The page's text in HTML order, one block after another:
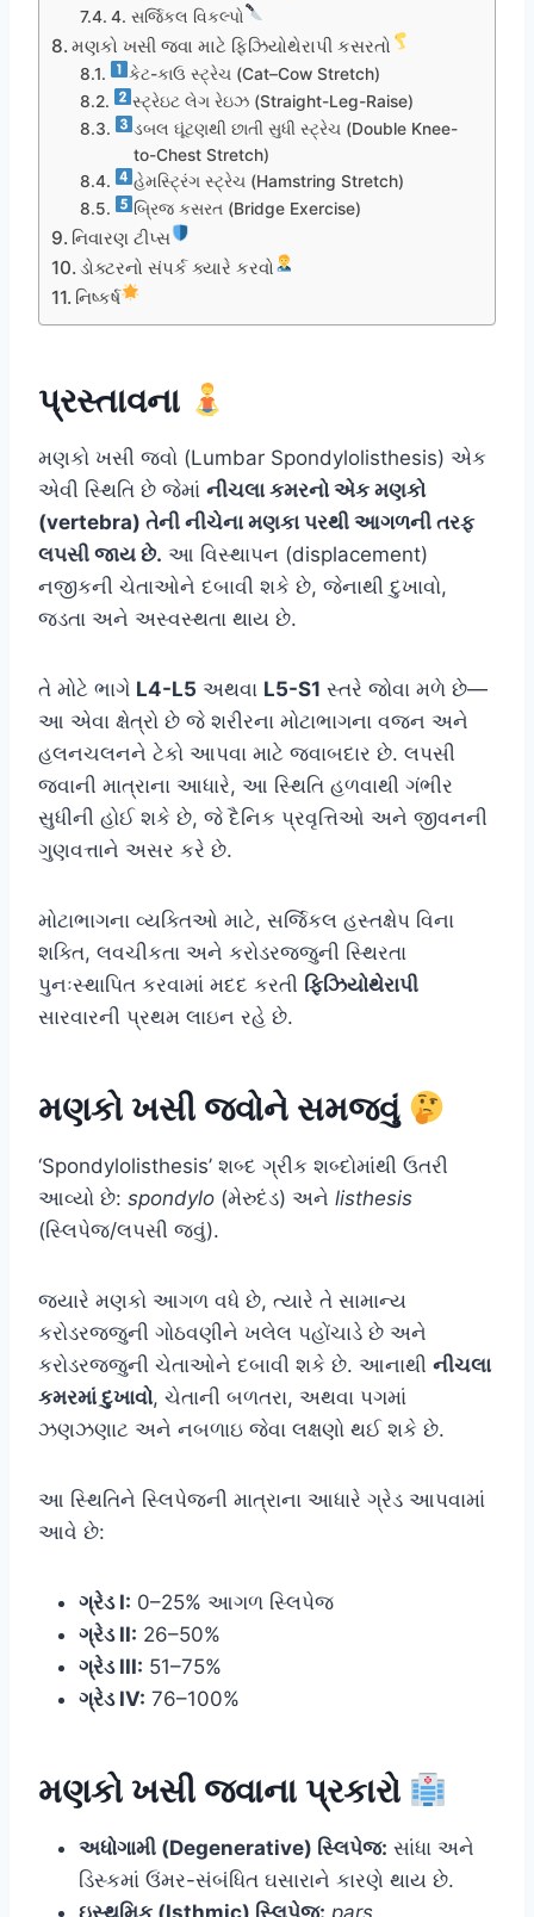
4. સર્જિકલ વિકલ્પો
મણકો ખસી જવા માટે ફિઝિયોથેરાપી કસરતો
કેટ-કાઉ સ્ટ્રેચ (Cat–Cow Stretch)
સ્ટ્રેઇટ લેગ રેઇઝ (Straight-Leg-Raise)
ડબલ ઘૂંટણથી છાતી સુધી સ્ટ્રેચ (Double Knee-
to-Chest Stretch)
હેમસ્ટ્રિંગ સ્ટ્રેચ (Hamstring Stretch)
બ્રિજ કસરત (Bridge Exercise)
નિવારણ ટીપ્સ
ડોક્ટરનો સંપર્ક ક્યારે કરવો
નિષ્કર્ષ
પ્રસ્તાવના
મણકો ખસી જવો (Lumbar Spondylolisthesis) એક
એવી સ્થિતિ છે જેમાં નીચલા કમરનો એક મણકો
(vertebra) તેની નીચેના મણકા પરથી આગળની તરફ
લપસી જાય છે. આ વિસ્થાપન (displacement)
નજીકની ચેતાઓને દબાવી શકે છે, જેનાથી દુખાવો,
જડતા અને અસ્વસ્થતા થાય છે.
તે મોટે ભાગે L4-L5 અથવા L5-S1 સ્તરે જોવા મળે છે—
આ એવા ક્ષેત્રો છે જે શરીરના મોટાભાગના વજન અને
હલનચલનને ટેકો આપવા માટે જવાબદાર છે. લપસી
જવાની માત્રાના આધારે, આ સ્થિતિ હળવાથી ગંભીર
સુધીની હોઈ શકે છે, જે દૈનિક પ્રવૃત્તિઓ અને જીવનની
ગુણવત્તાને અસર કરે છે.
મોટાભાગના વ્યક્તિઓ માટે, સર્જિકલ હસ્તક્ષેપ વિના
શક્તિ, લવચીકતા અને કરોડરજ્જુની સ્થિરતા
પુનઃસ્થાપિત કરવામાં મદદ કરતી ફિઝિયોથેરાપી
સારવારની પ્રથમ લાઇન રહે છે.
મણકો ખસી જવોને સમજવું
‘Spondylolisthesis’ શબ્દ ગ્રીક શબ્દોમાંથી ઉતરી
આવ્યો છે: spondylo (મેરુદંડ) અને listhesis
(સ્લિપેજ/લપસી જવું).
જ્યારે મણકો આગળ વધે છે, ત્યારે તે સામાન્ય
કરોડરજ્જુની ગોઠવણીને ખલેલ પહોંચાડે છે અને
કરોડરજ્જુની ચેતાઓને દબાવી શકે છે. આનાથી નીચલા
કમરમાં દુખાવો, ચેતાની બળતરા, અથવા પગમાં
ઝણઝણાટ અને નબળાઇ જેવા લક્ષણો થઈ શકે છે.
આ સ્થિતિને સ્લિપેજની માત્રાના આધારે ગ્રેડ આપવામાં
આવે છે:
ગ્રેડ I: 0–25% આગળ સ્લિપેજ
ગ્રેડ II: 26–50%
ગ્રેડ III: 51–75%
ગ્રેડ IV: 76–100%
મણકો ખસી જવાના પ્રકારો
અધોગામી (Degenerative) સ્લિપેજ: સાંધા અને
ડિસ્કમાં ઉંમર-સંબંધિત ઘસારાને કારણે થાય છે.
ઇસ્થમિક (Isthmic) સ્લિપેજ: pars